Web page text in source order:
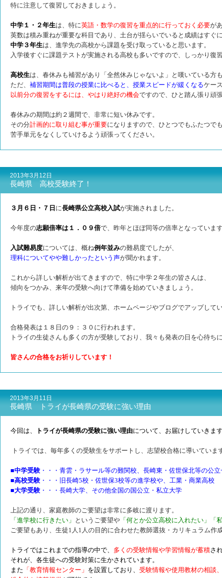
特に注意して復習しておきましょう。
中学１・２年生は、特に英語・数学の復習を重点的に行っておく必要が
英数は積み重ねが重要な科目であり、土台が揺らいでいると成績はすぐ
中学３年生は、進学先の高校から課題を受け取っていると思います。
入学後すぐに課題テストが実施される高校も多いですので、しっかり復
高校生は、春休みも補習があり「全然休みじゃないよ」と嘆いている方
ただ、 補習期間は普段の授業に比べると、授業スピードが緩くなるケー
以前分の復習をするには、やはり絶好の機会ですので、ひと踏ん張り頑
春休みの期間は約２週間で、非常に短い休みです。
その分計画的に取り組む事が重要になりますので、ひとつでもふたつで
苦手単元をなくしていけるよう頑張ってください。
2013年3月12日
長崎県 高校受験終了！
３月６日・７日 に長崎県公立高校入試が実施されました。
今年度の志願倍率は１．０９倍で、昨年とほぼ同等の倍率となっていま
入試難易度については、概ね例年並みの難易度でしたが、
理科についてやや難しかったという声が聞かれます。
これから詳しい解析が出てきますので、特に中学２年生の皆さんは、
傾向をつかみ、来年の受験へ向けて準備を始めていきましょう。
トライでも、詳しい解析が出次第、ホームページやブログでアップして
合格発表は１８日の９：３０に行われます。
トライの生徒さんも多くの方が受験しており、我々も発表の日を心待ち
皆さんの合格をお祈りしています！
2013年3月11日
長崎県 トライが長崎県の受験に強い理由
今回は、 トライが長崎県の受験に強い理由について、お届けしていきま
トライでは、毎年多くの受験生をサポートし、志望校合格に導いていま
■中学受験 ・・・青雲・ラサール等の難関校、長崎東・佐世保北等の公
■高校受験 ・・・旧長崎5校・佐世保3校等の進学校や、工業・商業高校
■大学受験 ・・・長崎大学、その他全国の国公立・私立大学
上記の通り、家庭教師のご要望は非常に多岐に渡ります。
「進学校に行きたい」 というご要望や 「何とか公立高校に入れたい」「
ご要望もあり、生徒1人1人の目的に合わせた教師選抜・カリキュラム作
トライではこれまでの指導の中で、 多くの受験情報や学習情報が蓄積さ
それが、各生徒への受験対策に生かされています。
また 「教育情報センター」 を設置しており、 受験情報や使用教材の相談